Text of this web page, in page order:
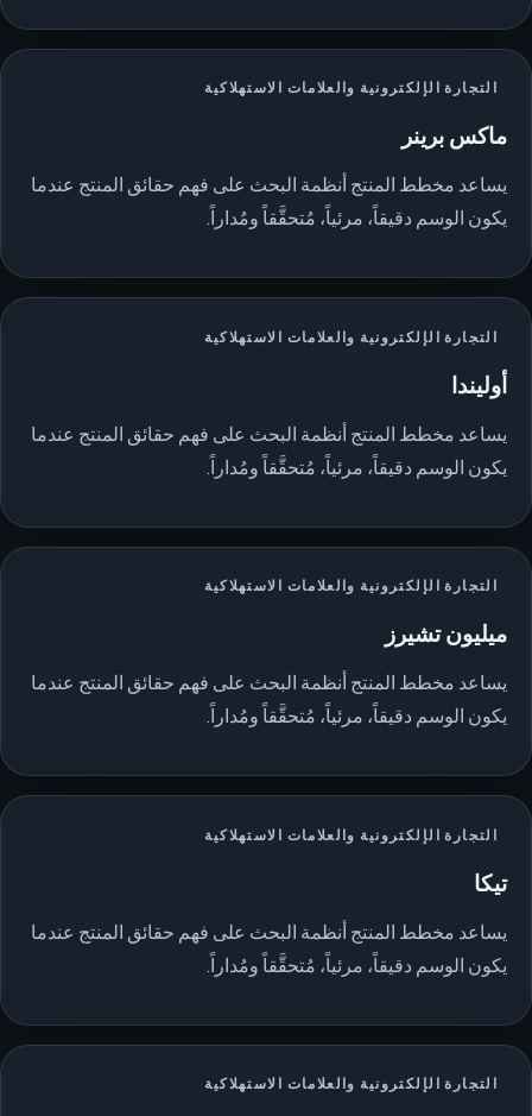
التجارة الإلكترونية والعلامات الاستهلاكية
ماكس برينر
يساعد مخطط المنتج أنظمة البحث على فهم حقائق المنتج عندما
يكون الوسم دقيقاً، مرئياً، مُتحقَّقاً ومُداراً.
التجارة الإلكترونية والعلامات الاستهلاكية
أوليندا
يساعد مخطط المنتج أنظمة البحث على فهم حقائق المنتج عندما
يكون الوسم دقيقاً، مرئياً، مُتحقَّقاً ومُداراً.
التجارة الإلكترونية والعلامات الاستهلاكية
ميليون تشيرز
يساعد مخطط المنتج أنظمة البحث على فهم حقائق المنتج عندما
يكون الوسم دقيقاً، مرئياً، مُتحقَّقاً ومُداراً.
التجارة الإلكترونية والعلامات الاستهلاكية
تيكا
يساعد مخطط المنتج أنظمة البحث على فهم حقائق المنتج عندما
يكون الوسم دقيقاً، مرئياً، مُتحقَّقاً ومُداراً.
التجارة الإلكترونية والعلامات الاستهلاكية